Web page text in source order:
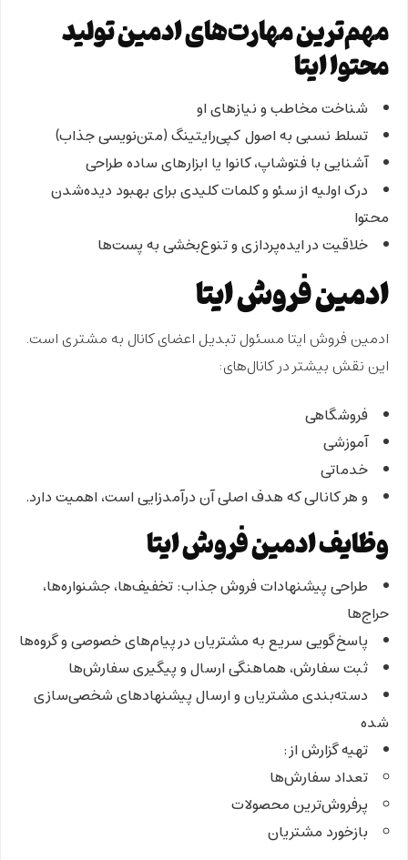
مهم‌ترین مهارت‌های ادمین تولید
محتوا ایتا
شناخت مخاطب و نیازهای او
تسلط نسبی به اصولکپی‌رایتینگ(متن‌نویسی جذاب)
آشنایی بافتوشاپ، کانوا یا ابزارهای ساده طراحی
درک اولیه ازسئو و کلمات کلیدیبرای بهبود دیده‌شدن
محتوا
خلاقیت در ایده‌پردازی و تنوع‌بخشی به پست‌ها
ادمین فروش ایتا
ادمین فروش ایتا مسئول تبدیل اعضای کانال به مشتری است.
این نقش بیشتر در کانال‌های:
فروشگاهی
آموزشی
خدماتی
و هر کانالی که هدف اصلی آندرآمدزاییاست، اهمیت دارد.
وظایف ادمین فروش ایتا
طراحیپیشنهادات فروش جذاب: تخفیف‌ها، جشنواره‌ها،
حراج‌ها
پاسخ‌گویی سریع به مشتریان در پیام‌های خصوصی و گروه‌ها
ثبت سفارش، هماهنگی ارسال و پیگیری سفارش‌ها
دسته‌بندی مشتریان و ارسال پیشنهادهای شخصی‌سازی
شده
تهیه گزارش از:
تعداد سفارش‌ها
پرفروش‌ترین محصولات
بازخورد مشتریان